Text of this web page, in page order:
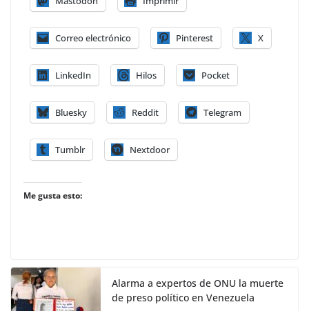
Correo electrónico Pinterest X
LinkedIn Hilos Pocket
Bluesky Reddit Telegram
Tumblr Nextdoor
Me gusta esto:
Alarma a expertos de ONU la muerte
de preso político en Venezuela